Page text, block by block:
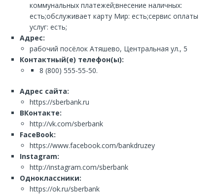
коммунальных платежей;внесение наличных:
есть;обслуживает карту Мир: есть;сервис оплаты
услуг: есть;
Адрес:
рабочий посёлок Атяшево, Центральная ул., 5
Контактный(е) телефон(ы):
8 (800) 555-55-50.
Адрес сайта:
https://sberbank.ru
ВКонтакте:
http://vk.com/sberbank
FaceBook:
https://www.facebook.com/bankdruzey
Instagram:
http://instagram.com/sberbank
Одноклассники:
https://ok.ru/sberbank